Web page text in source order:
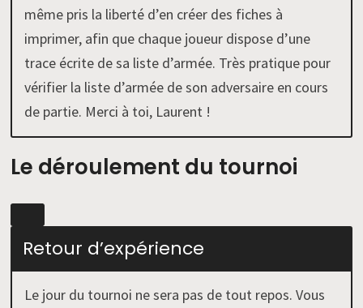
même pris la liberté d’en créer des fiches à
imprimer, afin que chaque joueur dispose d’une
trace écrite de sa liste d’armée. Très pratique pour
vérifier la liste d’armée de son adversaire en cours
de partie. Merci à toi, Laurent !
Le déroulement du tournoi
Retour d’expérience
Le jour du tournoi ne sera pas de tout repos. Vous